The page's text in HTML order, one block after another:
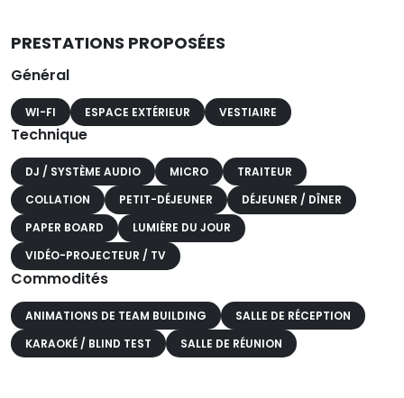
PRESTATIONS PROPOSÉES
Général
WI-FI ESPACE EXTÉRIEUR VESTIAIRE
Technique
DJ / SYSTÈME AUDIO MICRO
TRAITEUR
COLLATION
PETIT-DÉJEUNER
DÉJEUNER / DÎNER
PAPER BOARD
LUMIÈRE DU JOUR
VIDÉO-PROJECTEUR / TV
Commodités
ANIMATIONS DE TEAM BUILDING
SALLE DE RÉCEPTION
KARAOKÉ / BLIND TEST
SALLE DE RÉUNION